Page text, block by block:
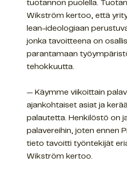
tuotannon puolella.
Wikström kertoo, että
lean-ideologiaan
jonka tavoitteena on
parantamaan
tehokkuutta.
— Käymme viikoittain
ajankohtaiset asiat ja
palautetta. Henkilöstö on
palavereihin, joten ennen
tieto tavoitti työntekijät
Wikström kertoo.